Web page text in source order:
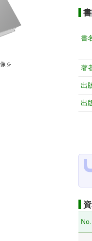
を
書
著
出
出
No.